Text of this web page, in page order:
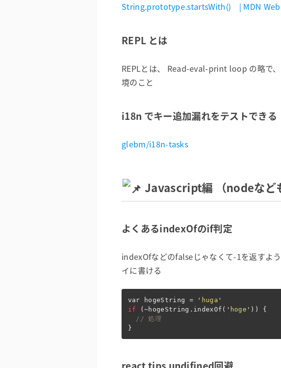
String.prototype.startsWith() | MDN Web
REPL とは
REPLとは、 Read-eval-print loop の略で
境のこと
i18n でキー追加漏れをテストできる
glebm/i18n-tasks
Javascript編 （nodeなど
よくあるindexOfのif判定
indexOfなどのfalseじゃなくて-1を返すよ
イに書ける
var hogeString = ' huga '
if
(~hogeString . indexOf ( ' hoge ' ))
{
// 処理
}